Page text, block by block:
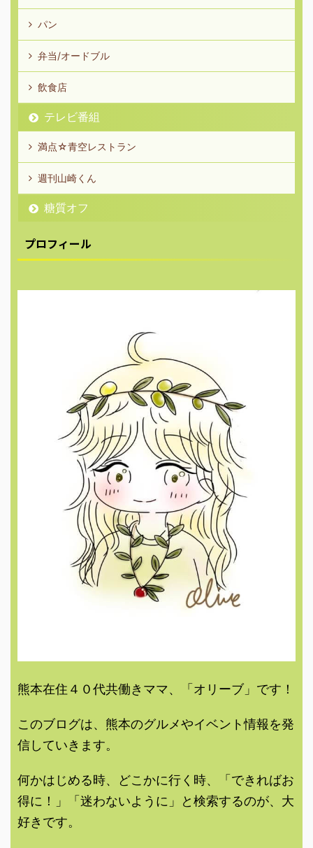
パン
弁当/オードブル
飲食店
テレビ番組
満点☆青空レストラン
週刊山崎くん
糖質オフ
プロフィール
熊本在住４０代共働きママ、「オリーブ」です！
このブログは、熊本のグルメやイベント情報を発
信していきます。
何かはじめる時、どこかに行く時、「できればお
得に！」「迷わないように」と検索するのが、大
好きです。